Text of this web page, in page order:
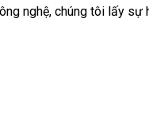
nghệ, chúng tôi lấy sự